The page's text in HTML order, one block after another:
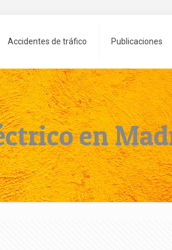
Accidentes de tráfico Publicaciones
en